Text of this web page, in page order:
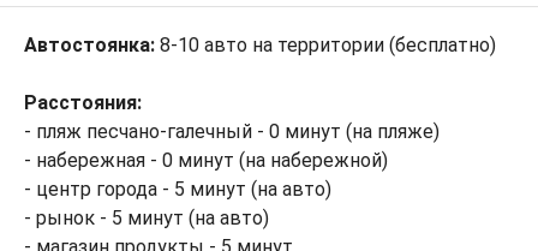
Автостоянка: 8-10 авто на территории (бесплатно)
Расстояния:
- пляж песчано-галечный - 0 минут (на пляже)
- набережная - 0 минут (на набережной)
- центр города - 5 минут (на авто)
- рынок - 5 минут (на авто)